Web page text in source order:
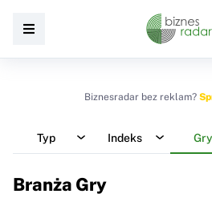
Biznesradar bez reklam?
Typ Indeks Gry
Branża Gry